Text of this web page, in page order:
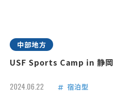
中部地方
USF Sports Camp in 静
2024.06.22 宿泊型